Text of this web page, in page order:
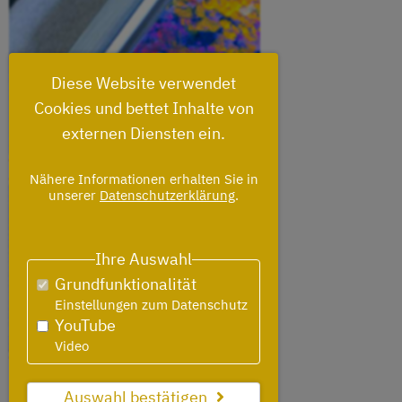
Diese Website verwendet
Cookies und bettet Inhalte von
externen Diensten ein.
Nähere Informationen erhalten Sie in
unserer Datenschutzerklärung.
Ihre Auswahl
Grundfunktionalität
Einstellungen zum Datenschutz
YouTube
Video
Auswahl bestätigen